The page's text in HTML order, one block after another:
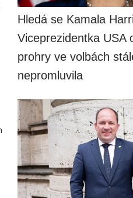
Hledá se Kamala
Viceprezidentka USA
prohry ve volbách
nepromluvila